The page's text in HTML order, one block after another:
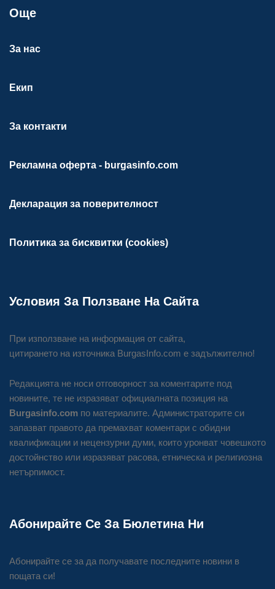
Още
За нас
Екип
За контакти
Рекламна оферта - burgasinfo.com
Декларация за поверителност
Политика за бисквитки (cookies)
Условия За Ползване На Сайта
При използване на информация от сайта,
цитирането на източника BurgasInfo.com е задължително!
Редакцията не носи отговорност за коментарите под
новините, те не изразяват официалната позиция на
Burgasinfo.com по материалите. Администраторите си
запазват правото да премахват коментари с обидни
квалификации и нецензурни думи, които уронват човешкото
достойнство или изразяват расова, етническа и религиозна
нетърпимост.
Абонирайте Се За Бюлетина Ни
Абонирайте се за да получавате последните новини в
пощата си!